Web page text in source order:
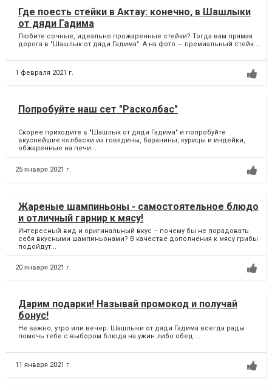
Где поесть стейки в Актау: конечно, в Шашлыки
от дяди Гадима
Любите сочные, идеально прожаренные стейки? Тогда вам прямая
дорога в "Шашлык от дяди Гадима". А на фото — премиальный стейк...
1 февраля 2021 г.
Попробуйте наш сет "Расколбас"
Скорее приходите в "Шашлык от дяди Гадима" и попробуйте
вкуснейшие колбаски из говядины, баранины, курицы и индейки,
обжаренные на печи...
25 января 2021 г.
Жареные шампиньоны - самостоятельное блюдо
и отличный гарнир к мясу!
Интересный вид и оригинальный вкус – почему бы не порадовать
себя вкусными шампиньонами? В качестве дополнения к мясу грибы
подойдут...
20 января 2021 г.
Дарим подарки! Называй промокод и получай
бонус!
Не важно, утро или вечер. Шашлыки от дяди Гадима всегда рады
помочь тебе с выбором блюда на ужин либо обед....
11 января 2021 г.